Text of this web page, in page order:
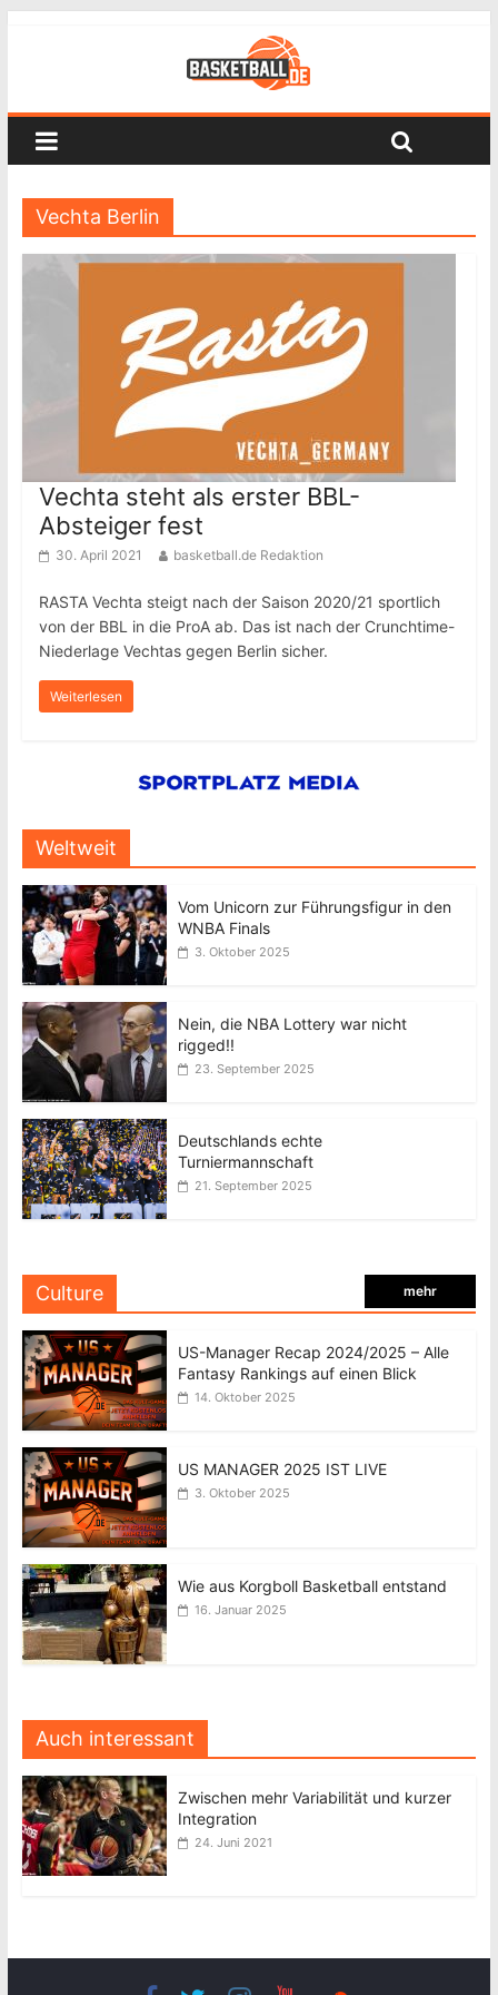
Vechta Berlin
Vechta steht als erster BBL-
Absteiger fest
30. April 2021 basketball.de Redaktion
RASTA Vechta steigt nach der Saison 2020/21 sportlich
von der BBL in die ProA ab. Das ist nach der Crunchtime-
Niederlage Vechtas gegen Berlin sicher.
Weiterlesen
Weltweit
Vom Unicorn zur Führungsfigur in den
WNBA Finals
3. Oktober 2025
Nein, die NBA Lottery war nicht
rigged!!
23. September 2025
Deutschlands echte
Turniermannschaft
21. September 2025
Culture mehr
US-Manager Recap 2024/2025 – Alle
Fantasy Rankings auf einen Blick
14. Oktober 2025
US MANAGER 2025 IST LIVE
3. Oktober 2025
Wie aus Korgboll Basketball entstand
16. Januar 2025
Auch interessant
Zwischen mehr Variabilität und kurzer
Integration
24. Juni 2021